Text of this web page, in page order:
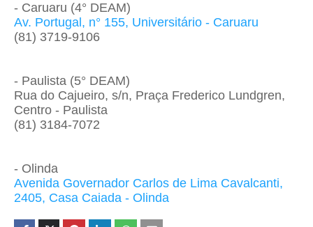
- Caruaru (4° DEAM)
Av. Portugal, n° 155, Universitário - Caruaru
(81) 3719-9106
- Paulista (5° DEAM)
Rua do Cajueiro, s/n, Praça Frederico Lundgren,
Centro - Paulista
(81) 3184-7072
- Olinda
Avenida Governador Carlos de Lima Cavalcanti,
2405, Casa Caiada - Olinda